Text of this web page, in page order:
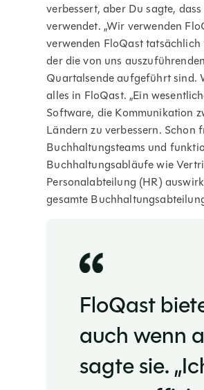
verbessert, aber Du sagte,
verwendet. „Wir verwenden
verwenden FloQast
der die von uns
Quartalsende aufgeführt sind.
alles in FloQast. „Ein
Software, die Kommunikation
Ländern zu verbessern. Schon
Buchhaltungsteams und
Buchhaltungsabläufe wie
Personalabteilung (HR)
gesamte
FloQast
auch wenn
sagte sie.